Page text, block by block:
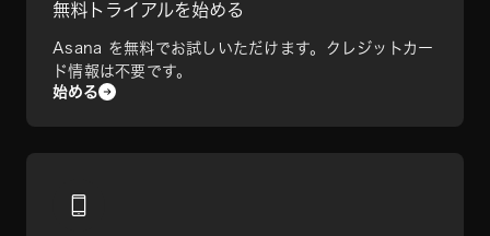
無料トライアルを始める
Asana を無料でお試しいただけます。クレジットカー
ド情報は不要です。
始める